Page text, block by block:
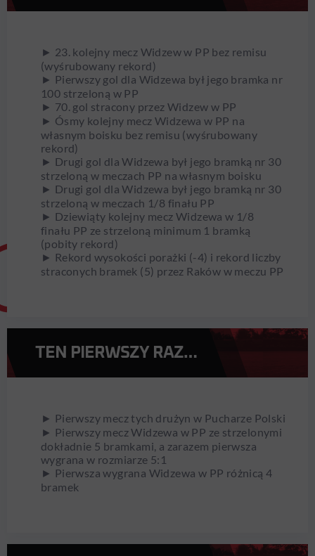
► 23. kolejny mecz Widzew w PP bez remisu
(wyśrubowany rekord)
► Pierwszy gol dla Widzewa był jego bramka nr
100 strzeloną w PP
► 70. gol stracony przez Widzew w PP
► Ósmy kolejny mecz Widzewa w PP na
własnym boisku bez remisu (wyśrubowany
rekord)
► Drugi gol dla Widzewa był jego bramką nr 30
strzeloną w meczach PP na własnym boisku
► Drugi gol dla Widzewa był jego bramką nr 30
strzeloną w meczach 1/8 finału PP
► Dziewiąty kolejny mecz Widzewa w 1/8
finału PP ze strzeloną minimum 1 bramką
(pobity rekord)
► Rekord wysokości porażki (-4) i rekord liczby
straconych bramek (5) przez Raków w meczu PP
TEN PIERWSZY RAZ…
► Pierwszy mecz tych drużyn w Pucharze Polski
► Pierwszy mecz Widzewa w PP ze strzelonymi
dokładnie 5 bramkami, a zarazem pierwsza
wygrana w rozmiarze 5:1
► Pierwsza wygrana Widzewa w PP różnicą 4
bramek